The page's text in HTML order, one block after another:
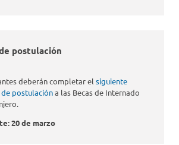
postulación
deberán completar elsiguiente
postulacióna las Becas de Internado
20 de marzo